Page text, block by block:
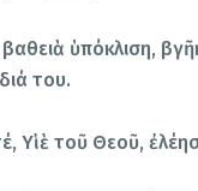
ὑπόκλιση,
του.
Υἱὲ τοῦ Θεοῦ,